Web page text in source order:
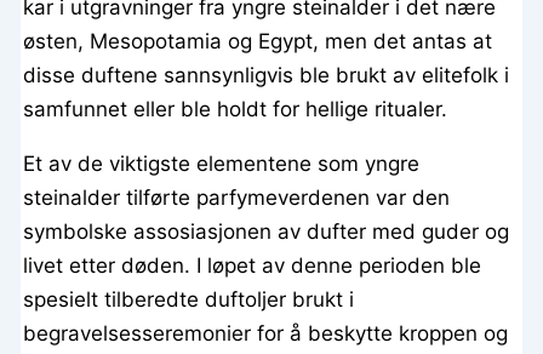
kar i utgravninger fra yngre steinalder i det nære
østen, Mesopotamia og Egypt, men det antas at
disse duftene sannsynligvis ble brukt av elitefolk i
samfunnet eller ble holdt for hellige ritualer.
Et av de viktigste elementene som yngre
steinalder tilførte parfymeverdenen var den
symbolske assosiasjonen av dufter med guder og
livet etter døden. I løpet av denne perioden ble
spesielt tilberedte duftoljer brukt i
begravelsesseremonier for å beskytte kroppen og